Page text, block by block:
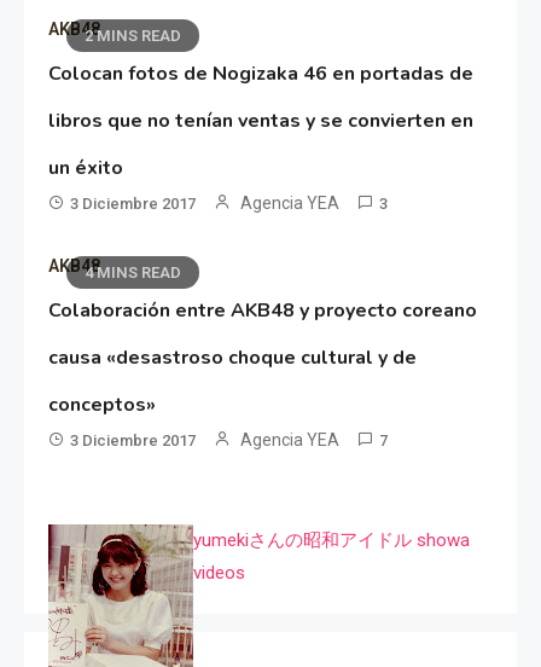
2 MINS READ
AKB48
Colocan fotos de Nogizaka 46 en portadas de
libros que no tenían ventas y se convierten en
un éxito
3 Diciembre 2017 Agencia YEA 3
4 MINS READ
AKB48
Colaboración entre AKB48 y proyecto coreano
causa «desastroso choque cultural y de
conceptos»
3 Diciembre 2017 Agencia YEA 7
yumekiさんの昭和アイドル showa
videos